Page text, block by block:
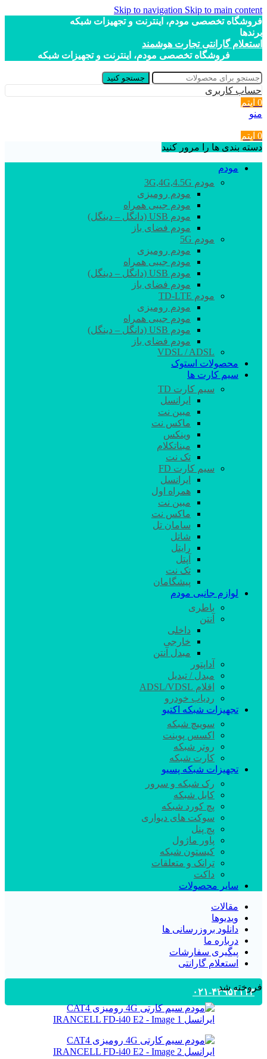
Skip to navigation Skip to main content
فروشگاه تخصصی مودم، اینترنت و تجهیزات شبکه
برندها
استعلام گارانتی تجارت هوشمند
فروشگاه تخصصی مودم، اینترنت و تجهیزات شبکه
جستجو کنید
حساب کاربری
0 آیتم
منو
0 آیتم
دسته بندی ها را مرور کنید
مودم
مودم 3G,4G,4.5G
مودم رومیزی
مودم جیبی همراه
مودم USB (دانگل – دینگل)
مودم فضای باز
مودم 5G
مودم رومیزی
مودم جیبی همراه
مودم USB (دانگل – دینگل)
مودم فضای باز
مودم TD-LTE
مودم رومیزی
مودم جیبی همراه
مودم USB (دانگل – دینگل)
مودم فضای باز
VDSL / ADSL
محصولات استوک
سیم کارت ها
سیم کارت TD
ایرانسل
مبین نت
ماکس نت
وینکس
مبناتکلام
تک نت
سیم کارت FD
ایرانسل
همراه اول
مبین نت
ماکس نت
سامان تل
شاتل
رایتل
آپتل
تک نت
پیشگامان
لوازم جانبی مودم
باطری
آنتن
داخلی
خارجی
مبدل آنتن
آداپتور
مبدل / تبدیل
اقلام ADSL/VDSL
ردیاب خودرو
تجهیزات شبکه اکتیو
سوییچ شبکه
اکسس پوینت
روتر شبکه
کارت شبکه
تجهیزات شبکه پسیو
رک شبکه و سرور
کابل شبکه
پچ کورد شبکه
سوکت های دیواری
پچ پنل
پاور ماژول
کیستون شبکه
ترانک و متعلقات
داکت
سایر محصولات
مقالات
ویدیوها
دانلود بروزرسانی ها
درباره ما
پیگیری سفارشات
استعلام گارانتی
۰۲۱-۴۴۹۵۲۱۱۳
فروخته شد